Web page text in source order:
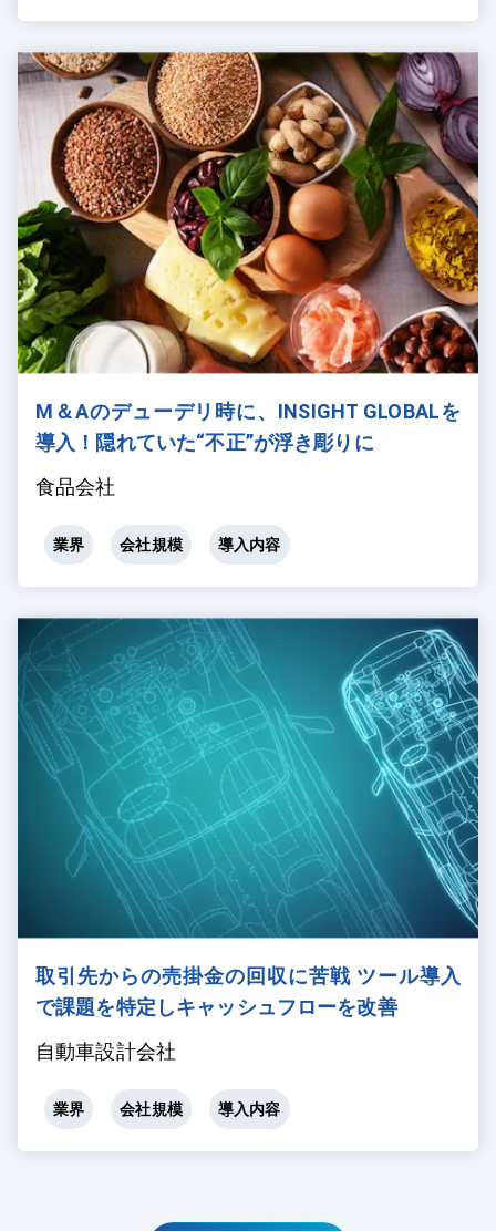
M＆Aのデューデリ時に、INSIGHT GLOBALを
導入！隠れていた“不正”が浮き彫りに
食品会社
業界 会社規模 導入内容
取引先からの売掛金の回収に苦戦 ツール導入
で課題を特定しキャッシュフローを改善
自動車設計会社
業界 会社規模 導入内容